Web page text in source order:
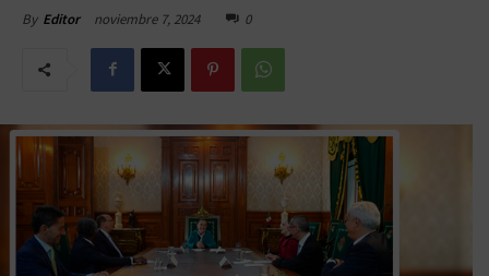
By Editor noviembre 7, 2024 0